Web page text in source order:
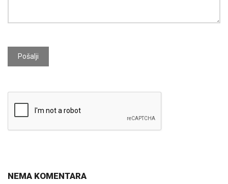
Pošalji
NEMA KOMENTARA